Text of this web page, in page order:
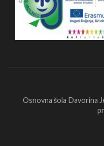
Osnovna šola Davorina